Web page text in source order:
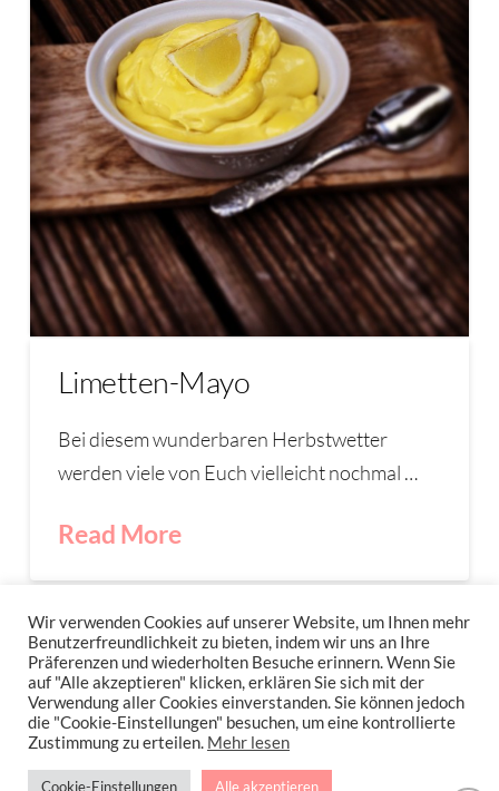
Limetten-Mayo
Bei diesem wunderbaren Herbstwetter
werden viele von Euch vielleicht nochmal …
Read More
IMPRESSUM
DATENSCHUTZERKLÄRUNG
NEWSLETTER DATENSCHUTZRICHTLINIEN
Stressfrei Und Gesund Genießen Mit Petra Hola-Schneider! Low Carb,
Wir verwenden Cookies auf unserer Website, um Ihnen mehr
Benutzerfreundlichkeit zu bieten, indem wir uns an Ihre
Präferenzen und wiederholten Besuche erinnern. Wenn Sie
auf "Alle akzeptieren" klicken, erklären Sie sich mit der
Verwendung aller Cookies einverstanden. Sie können jedoch
die "Cookie-Einstellungen" besuchen, um eine kontrollierte
Zustimmung zu erteilen. Mehr lesen
Cookie-Einstellungen Alle akzeptieren